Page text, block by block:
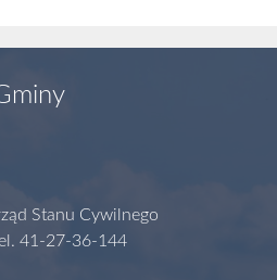
Stanu Cywilnego
41-27-36-144